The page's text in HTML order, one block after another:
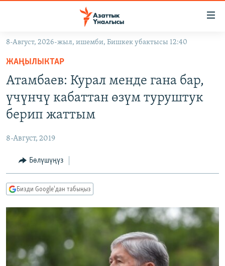
Навигацияга
өтүңүз
Издөөгө
салыңыз
КЫРГЫЗСТАН
МАДАНИЯТ
УКРАИНА
ТВ ПРОГРАММАЛАР
БҮГҮН АЗАТТЫКТА
АЗАТТЫК+
ПОДКАСТ
Русский
8-Август, 2026-жыл, ишемби, Бишкек убактысы 12:40
ЖАҢЫЛЫКТАР
Атамбаев: Курал менде гана бар,
үчүнчү кабаттан өзүм туруштук
берип жаттым
8-Август, 2019
Бөлүшүңүз
Бизди Google'дан табыңыз